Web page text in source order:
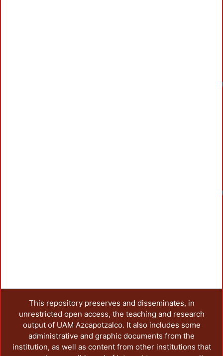
This repository preserves and disseminates, in
unrestricted open access, the teaching and research
output of UAM Azcapotzalco. It also includes some
administrative and graphic documents from the
institution, as well as content from other institutions that